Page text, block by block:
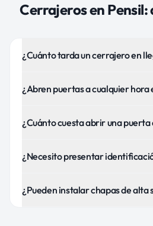
Cerrajerosen Pensil:
¿Cuánto tarda un cerrajero en
¿Abren puertas a cualquier hora
¿Cuánto cuesta abrir una puerta
¿Necesito presentar
¿Pueden instalar chapas de alta